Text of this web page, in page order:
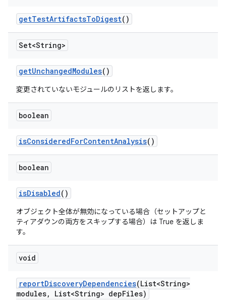
getTestArtifactsToDigest()
Set<String>
getUnchangedModules()
変更されていないモジュールのリストを返します。
boolean
isConsideredForContentAnalysis()
boolean
isDisabled()
オブジェクト全体が無効になっている場合（セットアップと
ティアダウンの両方をスキップする場合）は True を返しま
す。
void
reportDiscoveryDependencies(List<String>
modules, List<String> depFiles)